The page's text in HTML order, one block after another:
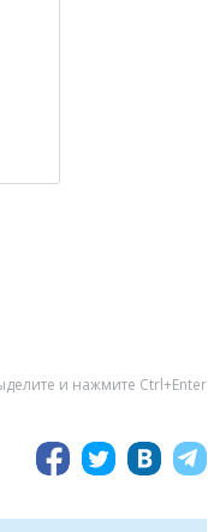
и нажмите Ctrl+Enter